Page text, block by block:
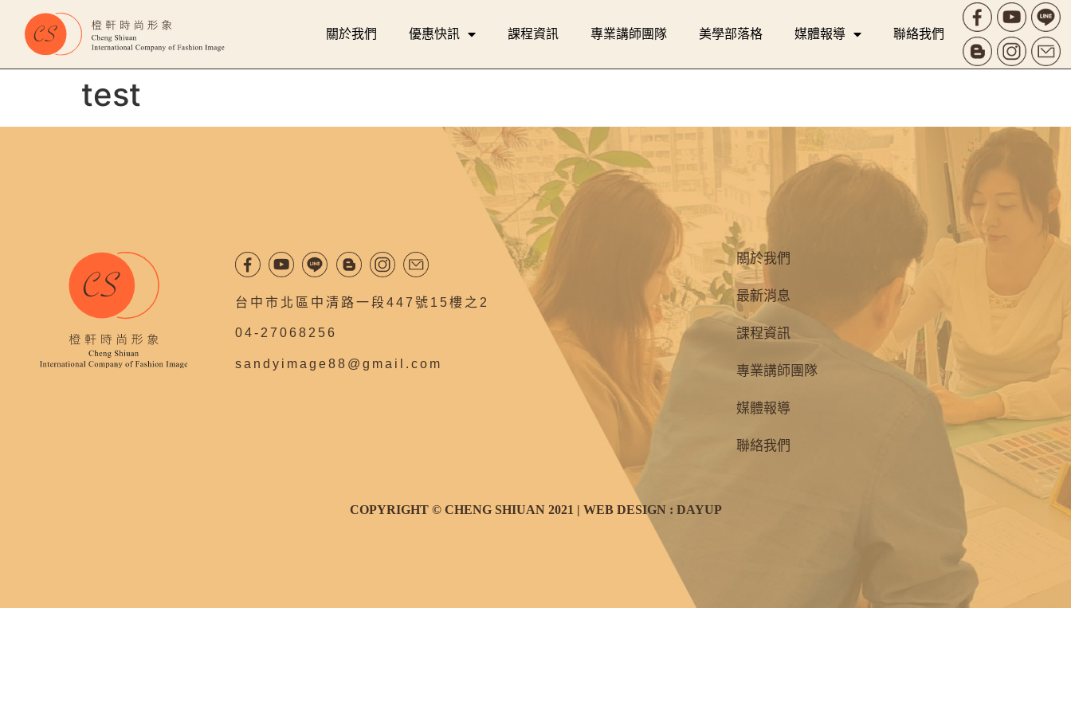
關於我們 優惠快訊 課程資訊 專業講師團隊 美學部落格 媒體報導 聯絡我們
test
台中市北區中清路一段447號15樓之2
04-27068256
sandyimage88@gmail.com
關於我們
最新消息
課程資訊
專業講師團隊
媒體報導
聯絡我們
COPYRIGHT © CHENG SHIUAN 2021 | WEB DESIGN : DAYUP